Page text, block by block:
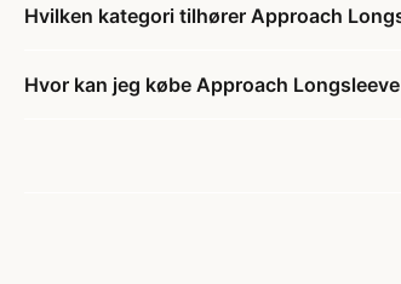
Hvilken kategori tilhører Approach
Hvor kan jeg købe Approach